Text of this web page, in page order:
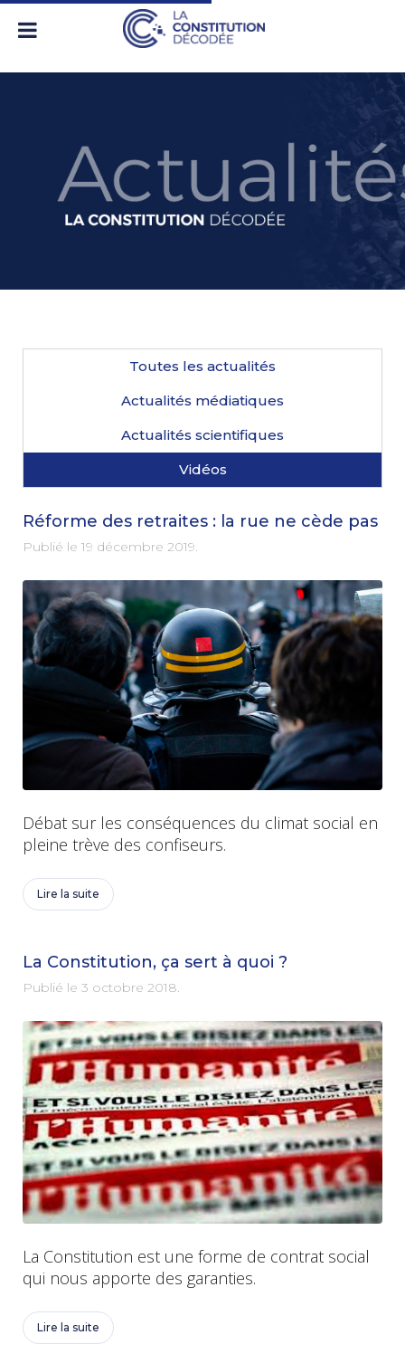
Toutes les actualités
Actualités médiatiques
Actualités scientifiques
Vidéos
Réforme des retraites : la rue ne cède pas
Publié le 19 décembre 2019.
Débat sur les conséquences du climat social en
pleine trève des confiseurs.
Lire la suite
La Constitution, ça sert à quoi ?
Publié le 3 octobre 2018.
La Constitution est une forme de contrat social
qui nous apporte des garanties.
Lire la suite